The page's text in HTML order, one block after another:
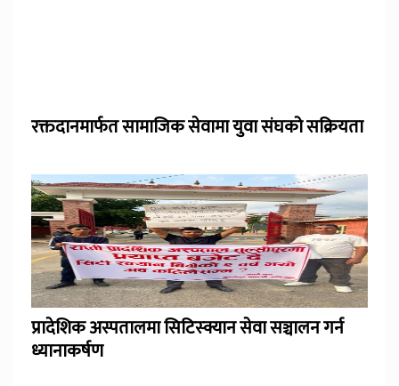
रक्तदानमार्फत सामाजिक सेवामा युवा संघको सक्रियता
प्रादेशिक अस्पतालमा सिटिस्क्यान सेवा सञ्चालन गर्न
ध्यानाकर्षण